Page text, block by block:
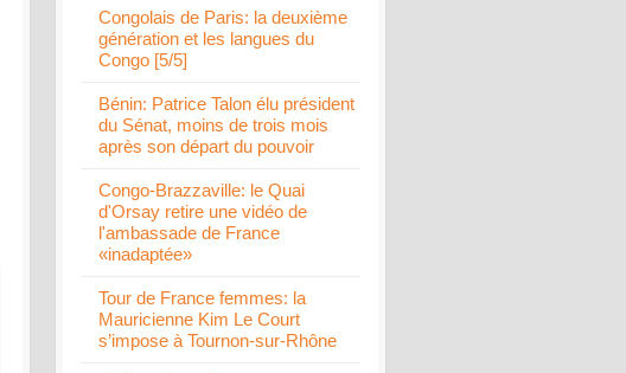
Congolais de Paris: la deuxième
génération et les langues du
Congo [5/5]
Bénin: Patrice Talon élu président
du Sénat, moins de trois mois
après son départ du pouvoir
Congo-Brazzaville: le Quai
d'Orsay retire une vidéo de
l'ambassade de France
«inadaptée»
Tour de France femmes: la
Mauricienne Kim Le Court
s’impose à Tournon-sur-Rhône